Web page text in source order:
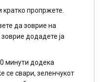
пропржете.
да зоврие на
додадете ја
минути додека
се свари, зеленчукот